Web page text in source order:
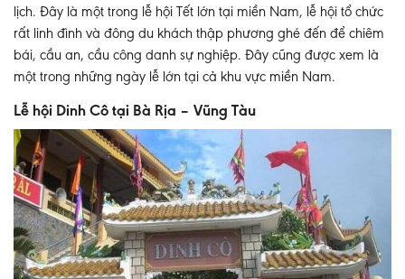
lịch. Đây là một trong lễ hội Tết lớn tại miền Nam, lễ hội tổ chức
rất linh đình và đông du khách thập phương ghé đến để chiêm
bái, cầu an, cầu công danh sự nghiệp. Đây cũng được xem là
một trong những ngày lễ lớn tại cả khu vực miền Nam.
Lễ hội Dinh Cô tại Bà Rịa – Vũng Tàu